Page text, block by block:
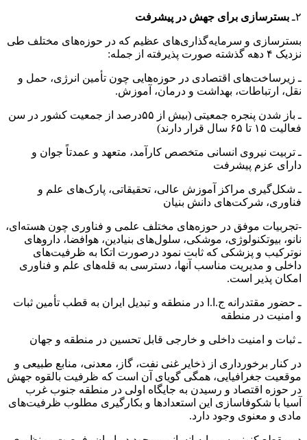
۲ـ بسترسازی برای جهش در پیشرفت
بسترسازی و سرمایه‌گذاری‌های عظیم که در حوزه‌های مختلف طی
نزدیک ۴ دهه گذشته صورت پذیرفته از جمله:
ـ زیرساخت‌های اقتصادی در حوزه‌هایی چون تأمین انرژی، ‌حمل و
نقل، ارتباطات، بهداشت و درمان، آموزش.
ـ باز شدن پنجره جمعیتی (بیش از ۵۵درصد از جمعیت کشور در سن
فعالیت ۱۵ تا ۶۵ سال قرار دارند)
ـ تربیت نیروی انسانی متخصص کارآمد، متعهد و عمدتاً جوان و
دارای عزم پیشرفت
ـ شکل‌گیری مراکز آموزش عالی، تحقیقاتی، پارک‌های علم و
فناوری، شرکت‌های دانش بنیان
-تجربیات موفق در حوزه‌های مختلف علمی و فناوری چون هسته‌ای،
نانو، بیوتکنولوژی، موشکی، ‌سلول‌های بنیادین، ‌هوافضا، داروهای
نوترکیب و پزشکی که ثابت نمود درصورت اتکا به ظرفیت‌های
داخلی و مدیریت مناسب آنها، دسترسی به قله‌های علم و فناوری
امکان پذیر است.
ـ حضور مقتدرانه ج.ا.ا در منطقه و تبدیل ایران به قطب تأمین ثبات
و امنیت در منطقه
ـ ثبات و امنیت داخلی و خارجی قابل تحسین در منطقه و جهان
در کنار برخورداری از ذخایر غنی نفت، گاز، معدنی، منابع طبیعی و
موقعیت جغرافیایی، همگی گویای آن است که ظرفیت بالقوه جهش
در حوزه اقتصاد و رسیدن به جایگاه اولی در منطقه جنوب غرب
آسیا با شکوفاسازی این استعداد‌ها و بکارگیری مطلوب ظرفیت‌های
مادی و معنوی وجود دارد.